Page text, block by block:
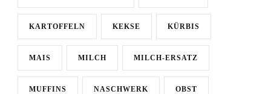
KARTOFFELN KEKSE KÜRBIS
MAIS MILCH MILCH-ERSATZ
MUFFINS NASCHWERK OBST